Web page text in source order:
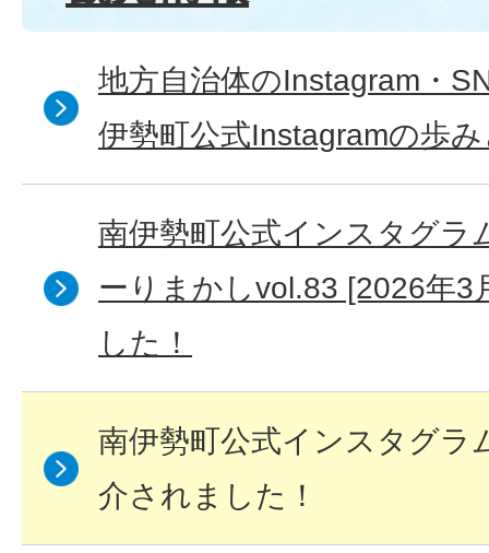
地方自治体のInstagram・
伊勢町公式Instagramの歩
南伊勢町公式インスタグラ
ーりまかしvol.83 [2026年3
した！
南伊勢町公式インスタグラ
介されました！